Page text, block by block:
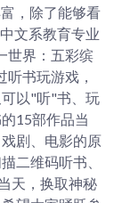
，除了能够看
文系教育专业
世界：五彩缤
书玩游戏，
以"听"书、玩
15部作品当
剧、电影的原
二维码听书、
天，换取神秘